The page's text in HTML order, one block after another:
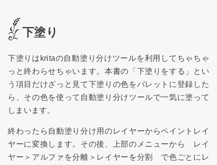
下塗り
下塗りはkritaの自動塗り分けツールを利用してちゃちゃ
っと終わらせちゃいます。本書の「下塗りをする」とい
う項目だけざっと見て下塗りの色をパレットに登録した
ら、その色を使って自動塗り分けツールで一気に塗って
しまいます。
終わったら自動塗り分け用のレイヤーからペイントレイ
ヤーに変換します。その後、上部のメニューから レイ
ヤー＞アルファを分離＞レイヤーを分割 で色ごとにレ